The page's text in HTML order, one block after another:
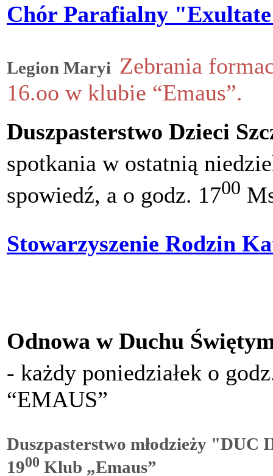
Chór Parafialny
Legion Maryi Zebrania
16.oo w klubie “Emaus”.
Duszpasterstwo Dzieci
spotkania w ostatnią
spowiedź, a o godz. 1700
Stowarzyszenie Rodzin
Odnowa w Duchu
- każdy poniedziałek o
“EMAUS”
Duszpasterstwo młodzieży "DUC
1900 Klub „Emaus”